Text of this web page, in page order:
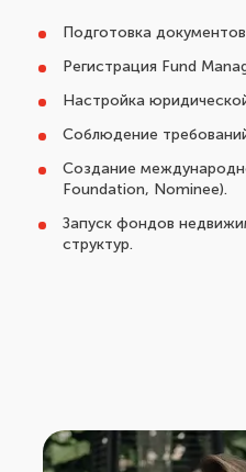
Подготовка
Регистрация Fund
Настройка
Соблюдение
Создание
Foundation, Nominee).
Запуск фондов
структур.